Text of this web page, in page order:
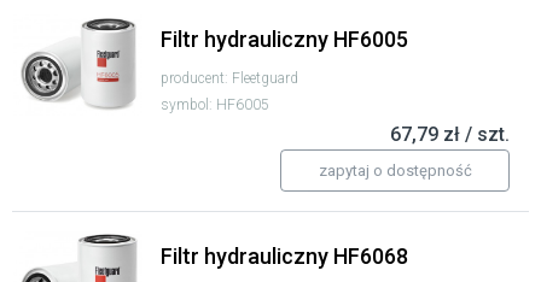
Filtr hydrauliczny HF6005
producent: Fleetguard
symbol: HF6005
67,79 zł / szt.
zapytaj o dostępność
Filtr hydrauliczny HF6068